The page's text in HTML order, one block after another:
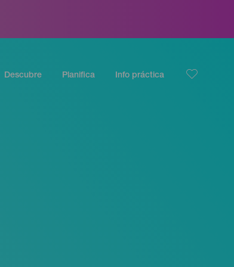
Descubre Planifica Info práctica